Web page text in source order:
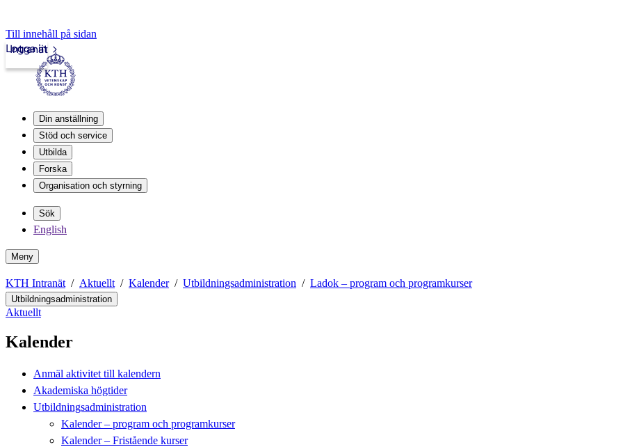
Till innehåll på sidan
Intranät
Logga in
Din anställning
Stöd och service
Utbilda
Forska
Organisation och styrning
Sök
English
Meny
KTH Intranät Aktuellt Kalender Utbildningsadministration Ladok – program och programkurser
Utbildningsadministration
Aktuellt
Kalender
Anmäl aktivitet till kalendern
Akademiska högtider
Utbildningsadministration
Kalender – program och programkurser
Kalender – Fristående kurser